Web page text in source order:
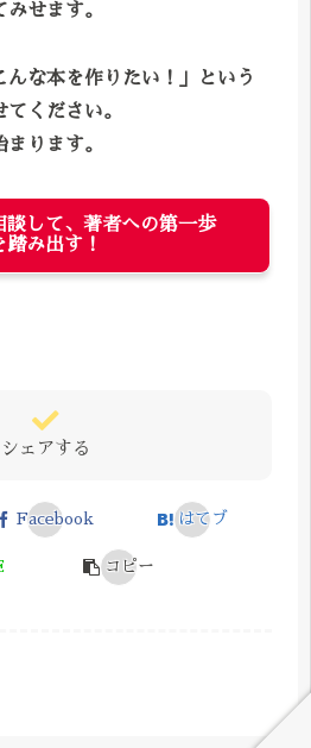
せます。
んな本を作りたい！」という
ください。
ります。
談して、著者への第一歩
踏み出す！
シェアする
Facebook はてブ
コピー